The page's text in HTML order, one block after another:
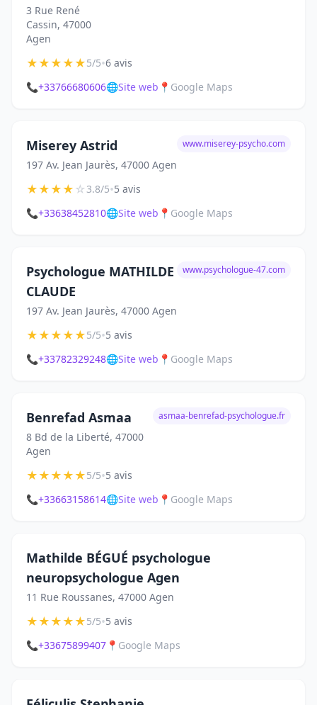
3 Rue René
Cassin, 47000
Agen
★★★★★5/5•6 avis
📞+33766680606🌐Site web 📍 Google Maps
Miserey Astrid
197 Av. Jean Jaurès, 47000 Agen
www.miserey-psycho.com
★★★★☆3.8/5•5 avis
📞+33638452810🌐Site web 📍 Google Maps
Psychologue MATHILDE
CLAUDE
197 Av. Jean Jaurès, 47000 Agen
www.psychologue-47.com
★★★★★5/5•5 avis
📞+33782329248🌐Site web 📍 Google Maps
Benrefad Asmaa
8 Bd de la Liberté, 47000
Agen
asmaa-benrefad-psychologue.fr
★★★★★5/5•5 avis
📞+33663158614🌐Site web 📍 Google Maps
Mathilde BÉGUÉ psychologue
neuropsychologue Agen
11 Rue Roussanes, 47000 Agen
★★★★★5/5•5 avis
📞+33675899407 📍 Google Maps